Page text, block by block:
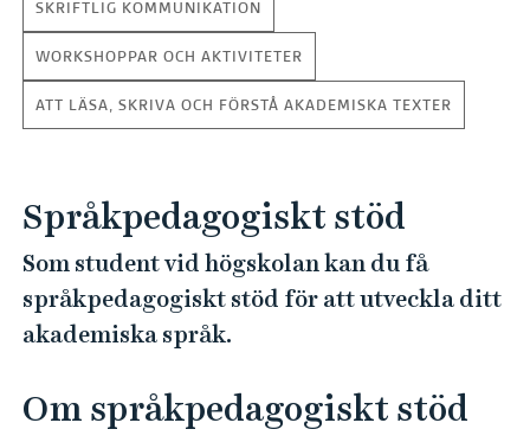
å
h
s
e
SKRIFTLIG KOMMUNIKATION
WORKSHOPPAR OCH AKTIVITETER
ATT LÄSA, SKRIVA OCH FÖRSTÅ AKADEMISKA TEXTER
Språkpedagogiskt stöd
Som student vid högskolan kan du få
språkpedagogiskt stöd för att utveckla ditt
akademiska språk.
Om språkpedagogiskt stöd